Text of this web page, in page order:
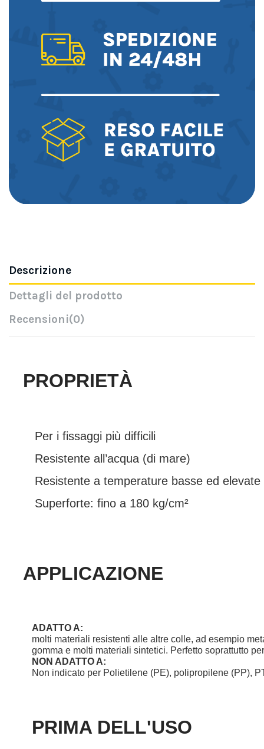
Descrizione
Dettagli del prodotto
Recensioni(0)
PROPRIETÀ
Per i fissaggi più difficili
Resistente all’acqua (di mare)
Resistente a temperature basse ed elevate
Superforte: fino a 180 kg/cm²
APPLICAZIONE
ADATTO A:
molti materiali resistenti alle altre colle, ad esempio
gomma e molti materiali sintetici. Perfetto soprattutto
NON ADATTO A:
Non indicato per Polietilene (PE), polipropilene (PP),
PRIMA DELL'USO